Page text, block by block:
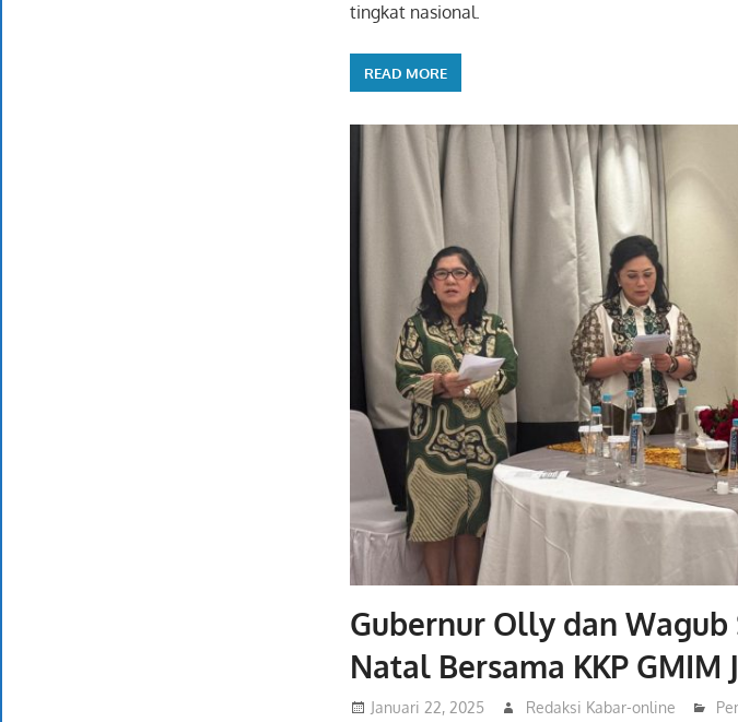
tingkat nasional.
READ MORE
Gubernur Olly dan
Natal Bersama KKP
Januari 22, 2025 Redaksi Kabar-online